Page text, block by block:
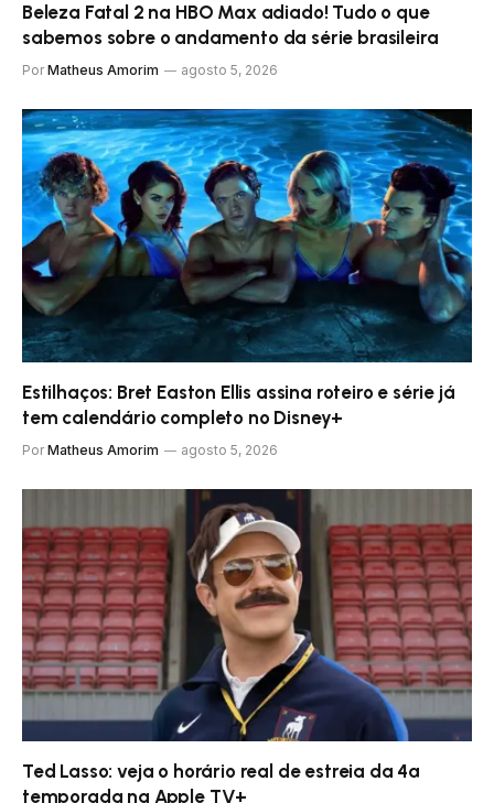
Beleza Fatal 2 na HBO Max adiado! Tudo o que
sabemos sobre o andamento da série brasileira
Por Matheus Amorim agosto 5, 2026
Estilhaços: Bret Easton Ellis assina roteiro e série já
tem calendário completo no Disney+
Por Matheus Amorim agosto 5, 2026
Ted Lasso: veja o horário real de estreia da 4ª
temporada na Apple TV+